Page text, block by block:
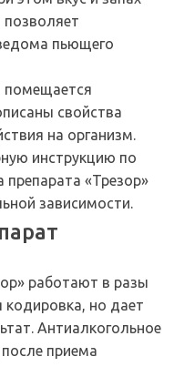
позволяет
пьющего
помещается
свойства
на организм.
инструкцию по
«Трезор»
зависимости.
работают в разы
кодировка, но дает
Антиалкогольное
приема